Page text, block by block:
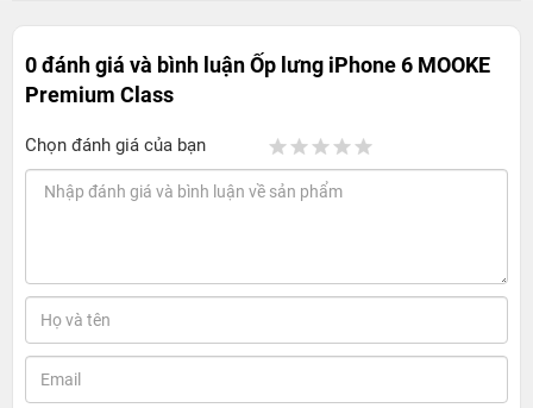
0 đánh giá và bình luậnỐp lưng iPhone 6 MOOKE
Premium Class
Chọn đánh giá của bạn